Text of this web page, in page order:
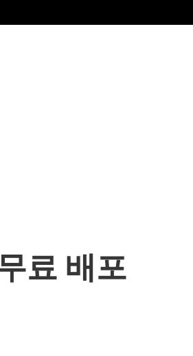
료 배포